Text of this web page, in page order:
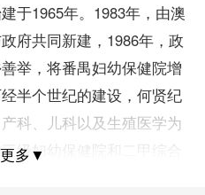
于1965年。1983年，由澳
府共同新建，1986年，政
举，将番禺妇幼保健院增
半个世纪的建设，何贤纪
科、儿科以及生殖医学为
级妇幼保健院和二甲综合
多▼